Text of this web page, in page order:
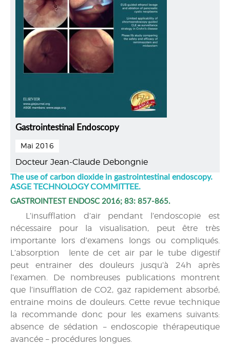
Gastrointestinal Endoscopy
Mai 2016
Docteur Jean-Claude Debongnie
The use of carbon dioxide in gastrointestinal endoscopy.
ASGE TECHNOLOGY COMMITTEE.
GASTROINTEST ENDOSC 2016; 83: 857-865.
L’insufflation d’air pendant l’endoscopie est
nécessaire pour la visualisation, peut être très
importante lors d’examens longs ou compliqués.
L’absorption lente de cet air par le tube digestif
peut entrainer des douleurs jusqu’à 24h après
l’examen. De nombreuses publications montrent
que l’insufflation de CO2, gaz rapidement absorbé,
entraine moins de douleurs. Cette revue technique
la recommande donc pour les examens suivants:
absence de sédation – endoscopie thérapeutique
avancée – procédures longues.